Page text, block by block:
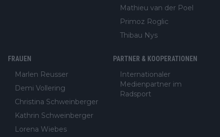
Mathieu van der Poel
Primoz Roglic
Thibau Nys
FRAUEN
Marlen Reusser
Demi Vollering
Christina Schweinberger
Kathrin Schweinberger
Lorena Wiebes
PARTNER & KOOPERATIONEN
Internationaler
Medienpartner im
Radsport